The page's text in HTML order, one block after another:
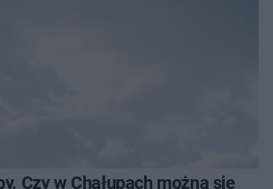
Czy w Chałupach można się